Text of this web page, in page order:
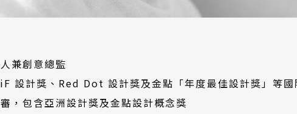
兼創意總監
設計獎、Red Dot 設計獎及金點「年度最佳設計獎」等國
，包含亞洲設計獎及金點設計概念獎